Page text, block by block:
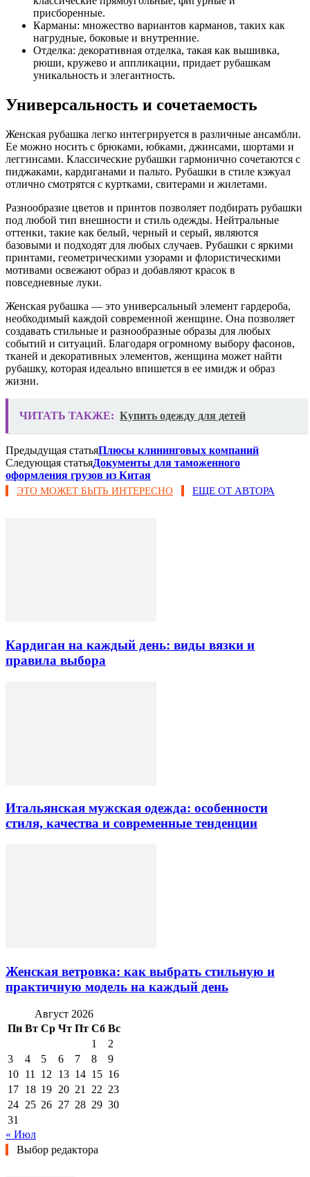
присборенные.
Карманы: множество вариантов карманов, таких как
нагрудные, боковые и внутренние.
Отделка: декоративная отделка, такая как вышивка,
рюши, кружево и аппликации, придает рубашкам
уникальность и элегантность.
Универсальность и сочетаемость
Женская рубашка легко интегрируется в различные ансамбли.
Ее можно носить с брюками, юбками, джинсами, шортами и
леггинсами. Классические рубашки гармонично сочетаются с
пиджаками, кардиганами и пальто. Рубашки в стиле кэжуал
отлично смотрятся с куртками, свитерами и жилетами.
Разнообразие цветов и принтов позволяет подбирать рубашки
под любой тип внешности и стиль одежды. Нейтральные
оттенки, такие как белый, черный и серый, являются
базовыми и подходят для любых случаев. Рубашки с яркими
принтами, геометрическими узорами и флористическими
мотивами освежают образ и добавляют красок в
повседневные луки.
Женская рубашка — это универсальный элемент гардероба,
необходимый каждой современной женщине. Она позволяет
создавать стильные и разнообразные образы для любых
событий и ситуаций. Благодаря огромному выбору фасонов,
тканей и декоративных элементов, женщина может найти
рубашку, которая идеально впишется в ее имидж и образ
жизни.
ЧИТАТЬ ТАКЖЕ: Купить одежду для детей
Предыдущая статьяПлюсы клининговых компаний
Следующая статьяДокументы для таможенного
оформления грузов из Китая
ЭТО МОЖЕТ БЫТЬ ИНТЕРЕСНО ЕЩЕ ОТ АВТОРА
Кардиган на каждый день: виды вязки и
правила выбора
Итальянская мужская одежда: особенности
стиля, качества и современные тенденции
Женская ветровка: как выбрать стильную и
практичную модель на каждый день
Август 2026
Пн Вт Ср Чт Пт Сб Вс
1
2
3
4 5 6 7 8
9
10 11 12 13 14 15 16
17 18 19 20 21 22 23
24 25 26 27 28 29 30
31
« Июл
Выбор редактора